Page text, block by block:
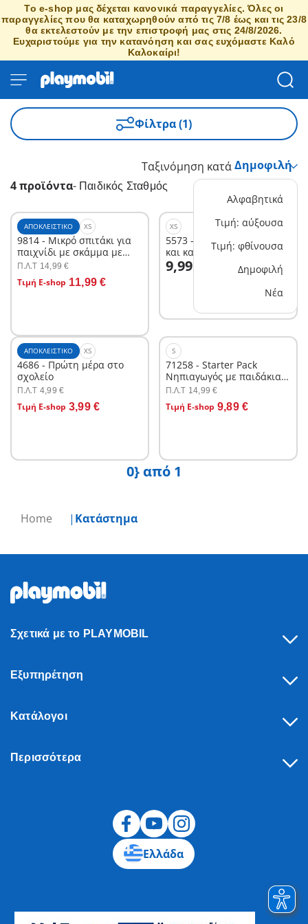
Το e-shop μας δέχεται κανονικά παραγγελίες. Όλες οι
παραγγελίες που θα καταχωρηθούν από τις 7/8 έως και τις 23/8
θα εκτελεστούν με την επιστροφή μας στις 24/8/2026.
Ευχαριστούμε για την κατανόηση και σας ευχόμαστε Καλό
Καλοκαίρι!
Home Κατάστημα
Φίλτρα (1)
4 προϊόντα- Παιδικός Σταθμός
Ταξινόμηση κατά
Αλφαβητικά
Τιμή: αύξουσα
Τιμή: φθίνουσα
Δημοφιλή
Νέα
ΑΠΟΚΛΕΙΣΤΙΚΌ XS
9814 - Μικρό σπιτάκι για
παιχνίδι με σκάμμα με
άμμο
Π.Λ.T 14,99 €
Τιμή E-shop 11,99 €
Στο καλάθι
XS
5573 - Μαμά με δίδυμα
και καροτσάκι
9,99 €Στο καλάθι
ΑΠΟΚΛΕΙΣΤΙΚΌ XS
4686 - Πρώτη μέρα στο
σχολείο
Π.Λ.T 4,99 €
Τιμή E-shop 3,99 €
Στο καλάθι
S
71258 - Starter Pack
Νηπιαγωγός με παιδάκια
και καροτσάκι
Π.Λ.T 14,99 €
Τιμή E-shop 9,89 €
Στο καλάθι
0} από 1
Σχετικά με το PLAYMOBIL
Εξυπηρέτηση
Κατάλογοι
Περισσότερα
Ελλάδα